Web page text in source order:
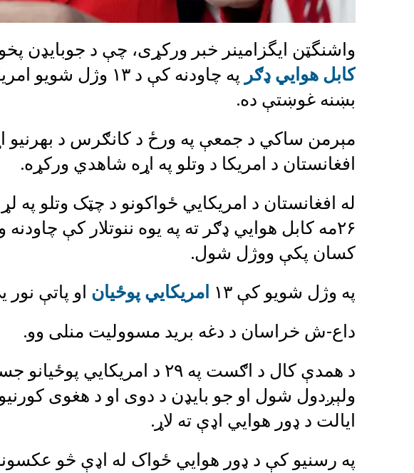
واشنگټن ایگزامینر خبر ورکړی، چې د جوبایډن
کابل هوايي ډګر
په چاودنه کې د ۱۳
بښنه غوښتې ده.
مېرمن ساکي د جمعې په ورځ د کانګرس د بهرنیو
افغانستان د امریکا د وتلو په اړه شاهدي ورکړه.
کسان پکې ووژل شول.
په وژل شویو کې ۱۳
امریکايي پوځیان او پاتې نور
داع-ش خراسان د دغه برید مسوولیت منلی وو.
د همدې کال د اګست په ۲۹ د
ولېږدول شول او جو بایډن د دوی او د هغوی کورنیو
ایالت د ډور هوايي اډې ته لاړ.
په رسنیو کې د ډور هوايي ځواک له اډې څو